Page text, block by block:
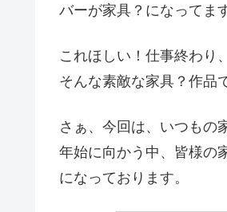
バーが家具？になってま
これほしい！仕事終わり
そんな素敵な家具？作品
さぁ、今回は、いつもの
年始に向かう中、皆様の
になっております。